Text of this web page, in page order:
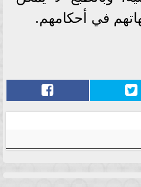
في أحكامهم.